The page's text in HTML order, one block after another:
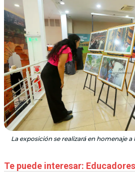
La exposición se realizará en homenaje
Te puede interesar: